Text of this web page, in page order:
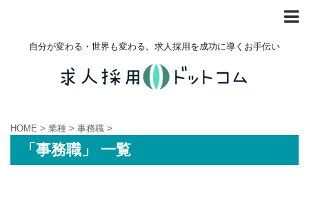
自分が変わる・世界も変わる。求人採用を成功に導くお手伝い
HOME > 業種 > 事務職 >
「事務職」 一覧